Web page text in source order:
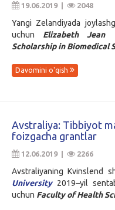
19.06.2019 | 2048
Yangi Zelandiyada
uchun
Elizabeth Jean
Scholarship in Biomedical
Davomini o'qish
Avstraliya: Tibbiyot
foizgacha grantlar
12.06.2019 | 2266
Avstraliyaning Kvinslend
University2019–yil
uchun Faculty of Health